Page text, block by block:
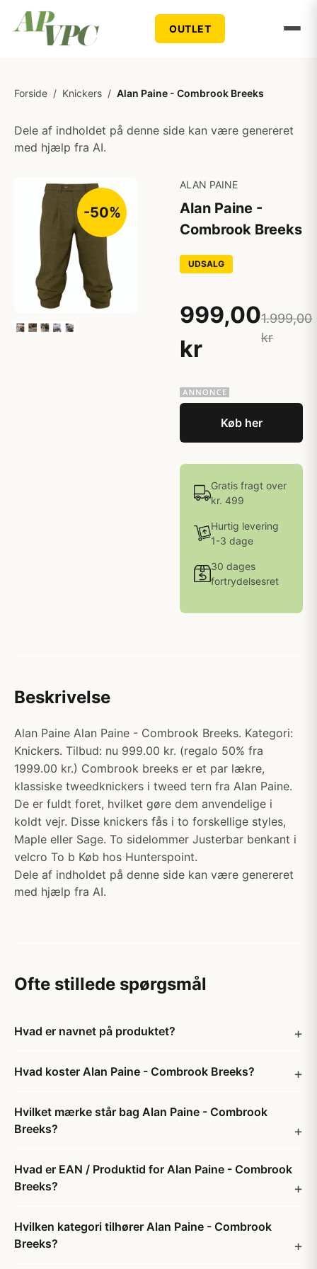
OUTLET
Forside / Knickers / Alan Paine - Combrook Breeks
Dele af indholdet på denne side kan være genereret
med hjælp fra AI.
-50%
ALAN PAINE
Alan Paine -
Combrook Breeks
UDSALG
999,00
kr
1.999,00
kr
Køb her
Gratis fragt over
kr. 499
Hurtig levering
1-3 dage
30 dages
fortrydelsesret
Beskrivelse
Alan Paine Alan Paine - Combrook Breeks. Kategori:
Knickers. Tilbud: nu 999.00 kr. (regalo 50% fra
1999.00 kr.) Combrook breeks er et par lækre,
klassiske tweedknickers i tweed tern fra Alan Paine.
De er fuldt foret, hvilket gøre dem anvendelige i
koldt vejr. Disse knickers fås i to forskellige styles,
Maple eller Sage. To sidelommer Justerbar benkant i
velcro To b Køb hos Hunterspoint.
Dele af indholdet på denne side kan være genereret
med hjælp fra AI.
Ofte stillede spørgsmål
Hvad er navnet på produktet?
Hvad koster Alan Paine - Combrook Breeks?
Hvilket mærke står bag Alan Paine - Combrook
Breeks?
Hvad er EAN / Produktid for Alan Paine - Combrook
Breeks?
Hvilken kategori tilhører Alan Paine - Combrook
Breeks?